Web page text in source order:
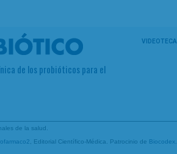
de los probióticos para el
VIDEOTECA
de la salud.
, Editorial Científico-Médica. Patrocinio de Biocodex